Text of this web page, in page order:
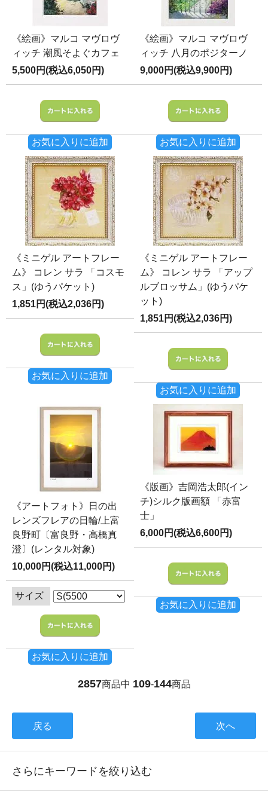
《絵画》マルコ マヴロヴ
ィッチ 潮風そよぐカフェ
5,500円(税込6,050円)
お気に入りに追加
《絵画》マルコ マヴロヴ
ィッチ 八月のポジターノ
9,000円(税込9,900円)
お気に入りに追加
《ミニゲル アートフレー
ム》 コレン サラ 「コスモ
ス」(ゆうパケット)
1,851円(税込2,036円)
お気に入りに追加
《ミニゲル アートフレー
ム》 コレン サラ 「アップ
ルブロッサム」(ゆうパケ
ット)
1,851円(税込2,036円)
お気に入りに追加
《アートフォト》日の出
レンズフレアの日輪/上富
良野町〔富良野・高橋真
澄〕(レンタル対象)
10,000円(税込11,000円)
サイズ
お気に入りに追加
《版画》吉岡浩太郎(イン
チ)シルク版画額 「赤富
士」
6,000円(税込6,600円)
お気に入りに追加
2857商品中 109-144商品
戻る 次へ
さらにキーワードを絞り込む